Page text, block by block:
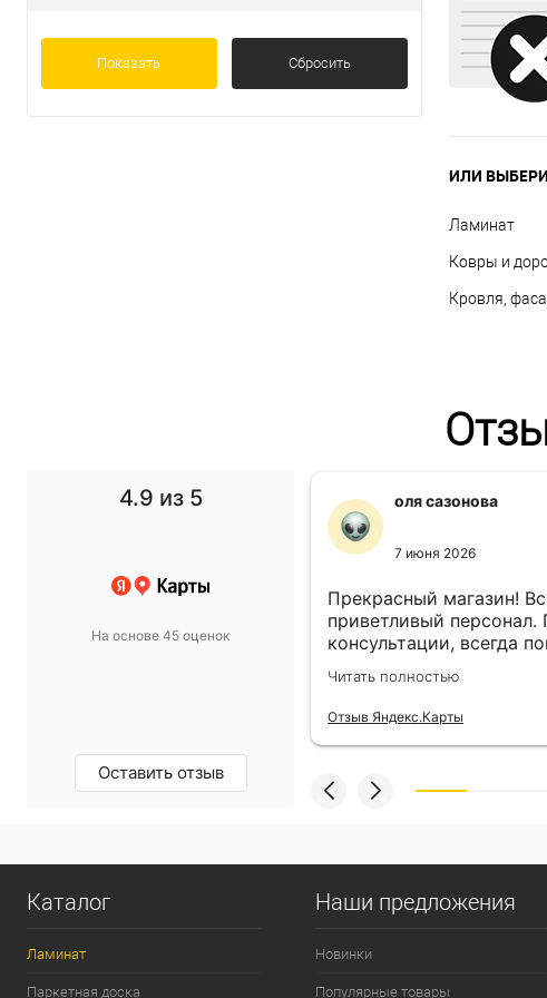
Показать Сбросить
ИЛИ
Ламинат
Ковры и
Кровля,
4.9 из 5
На основе 45 оценок
Оставить отзыв
просто супер!
какой хотели.
оля сазонова
7 июня 2026
Прекрасный магазин!
приветливый персонал.
консультации, всегда
выбором! Всё привезли в
назначенный день!
Читать полностью
Отзыв Яндекс.Карты
Каталог
Ламинат
Паркетная доска
Наши предложения
Новинки
Популярные товары